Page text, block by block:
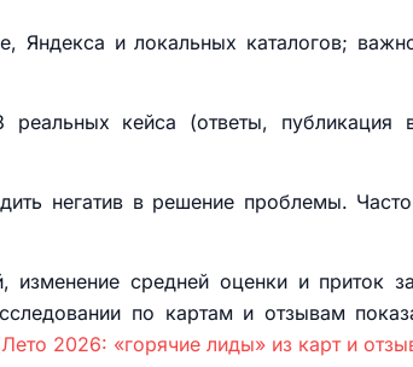
Яндекса и локальных каталогов;
кейса (ответы, публикация
негатив в решение проблемы.
средней оценки и приток
по картам и отзывам
Лето 2026: «горячие лиды» из карт и